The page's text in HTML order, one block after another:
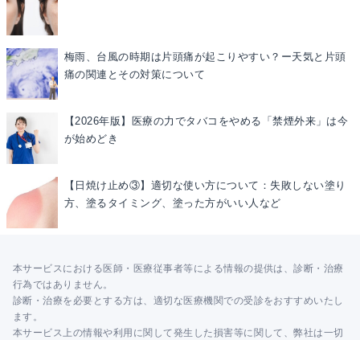
梅雨、台風の時期は片頭痛が起こりやすい？ー天気と片頭
痛の関連とその対策について
【2026年版】医療の力でタバコをやめる「禁煙外来」は今
が始めどき
【日焼け止め③】適切な使い方について：失敗しない塗り
方、塗るタイミング、塗った方がいい人など
本サービスにおける医師・医療従事者等による情報の提供は、診断・治療
行為ではありません。
診断・治療を必要とする方は、適切な医療機関での受診をおすすめいたし
ます。
本サービス上の情報や利用に関して発生した損害等に関して、弊社は一切